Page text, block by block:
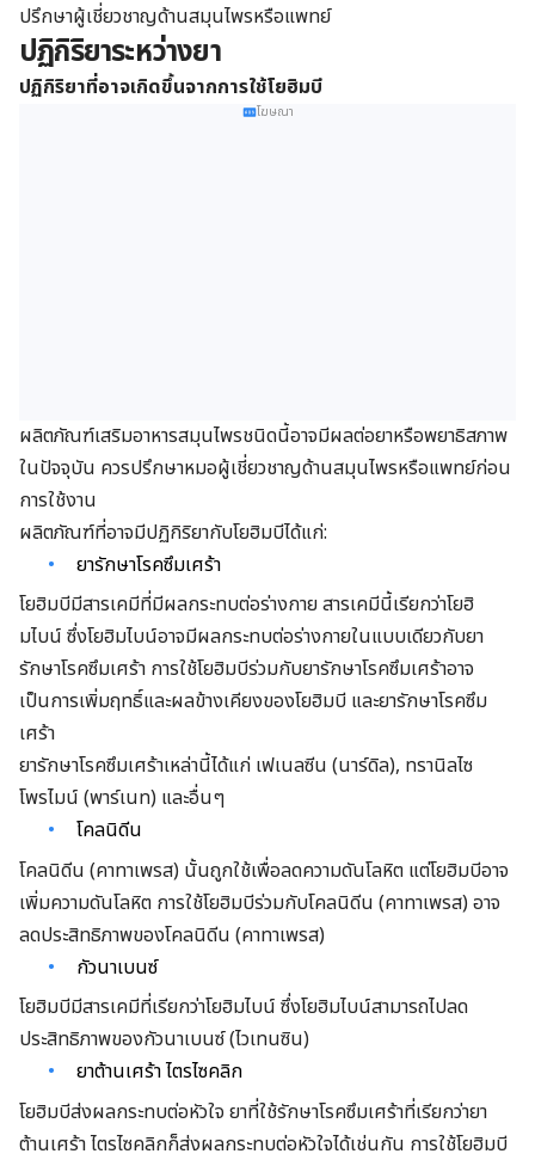
ปรึกษาผู้เชี่ยวชาญด้านสมุนไพรหรือแพทย์
ปฏิกิริยาระหว่างยา
ปฏิกิริยาที่อาจเกิดขึ้นจากการใช้โยฮิมบี
โฆษณา
ผลิตภัณฑ์เสริมอาหารสมุนไพรชนิดนี้อาจมีผลต่อยาหรือพยาธิสภาพ
ในปัจจุบัน ควรปรึกษาหมอผู้เชี่ยวชาญด้านสมุนไพรหรือแพทย์ก่อน
การใช้งาน
ผลิตภัณฑ์ที่อาจมีปฏิกิริยากับโยฮิมบีได้แก่:
ยารักษาโรคซึมเศร้า
โยฮิมบีมีสารเคมีที่มีผลกระทบต่อร่างกาย สารเคมีนี้เรียกว่าโยฮิ
มไบน์ ซึ่งโยฮิมไบน์อาจมีผลกระทบต่อร่างกายในแบบเดียวกับยา
รักษาโรคซึมเศร้า การใช้โยฮิมบีร่วมกับยารักษาโรคซึมเศร้าอาจ
เป็นการเพิ่มฤทธิ์และผลข้างเคียงของโยฮิมบี และยารักษาโรคซึม
เศร้า
ยารักษาโรคซึมเศร้าเหล่านี้ได้แก่ เฟเนลซีน (นาร์ดิล), ทรานิลไซ
โพรไมน์ (พาร์เนท) และอื่นๆ
โคลนิดีน
โคลนิดีน (คาทาเพรส) นั้นถูกใช้เพื่อลดความดันโลหิต แต่โยฮิมบีอาจ
เพิ่มความดันโลหิต การใช้โยฮิมบีร่วมกับโคลนิดีน (คาทาเพรส) อาจ
ลดประสิทธิภาพของโคลนิดีน (คาทาเพรส)
กัวนาเบนซ์
โยฮิมบีมีสารเคมีที่เรียกว่าโยฮิมไบน์ ซึ่งโยฮิมไบน์สามารถไปลด
ประสิทธิภาพของกัวนาเบนซ์ (ไวเทนซิน)
ยาต้านเศร้า ไตรไซคลิก
โยฮิมบีส่งผลกระทบต่อหัวใจ ยาที่ใช้รักษาโรคซึมเศร้าที่เรียกว่ายา
ต้านเศร้า ไตรไซคลิกก็ส่งผลกระทบต่อหัวใจได้เช่นกัน การใช้โยฮิมบี